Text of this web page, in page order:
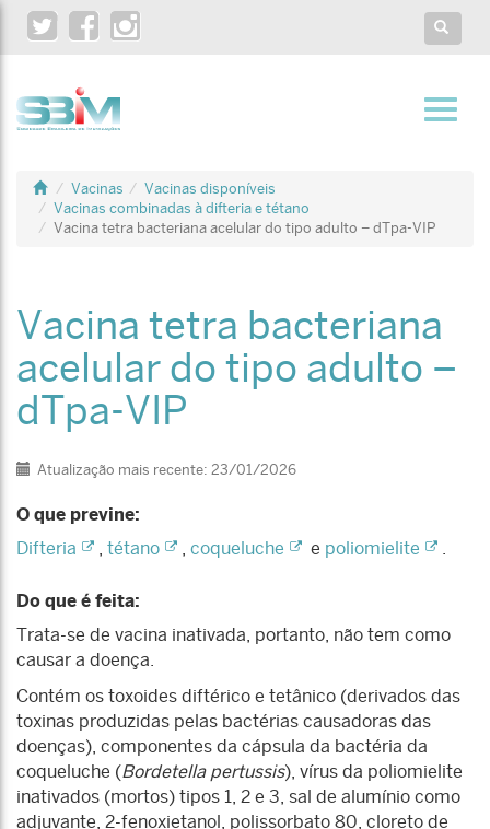
Toggle
search
TwitterFacebook
Vacinas
Vacinas disponíveis
Vacinas combinadas à difteria e tétano
Vacina tetra bacteriana acelular do tipo adulto – dTpa-VIP
Vacina tetra bacteriana
acelular do tipo adulto –
dTpa-VIP
Detalhes
Atualização mais recente: 23/01/2026
O que previne:
Difteria
, tétano , coqueluche e poliomielite .
Do que é feita:
Trata-se de vacina inativada, portanto, não tem como
causar a doença.
Contém os toxoides diftérico e tetânico (derivados das
toxinas produzidas pelas bactérias causadoras das
doenças), componentes da cápsula da bactéria da
coqueluche (Bordetella pertussis), vírus da poliomielite
inativados (mortos) tipos 1, 2 e 3, sal de alumínio como
adjuvante, 2-fenoxietanol, polissorbato 80, cloreto de